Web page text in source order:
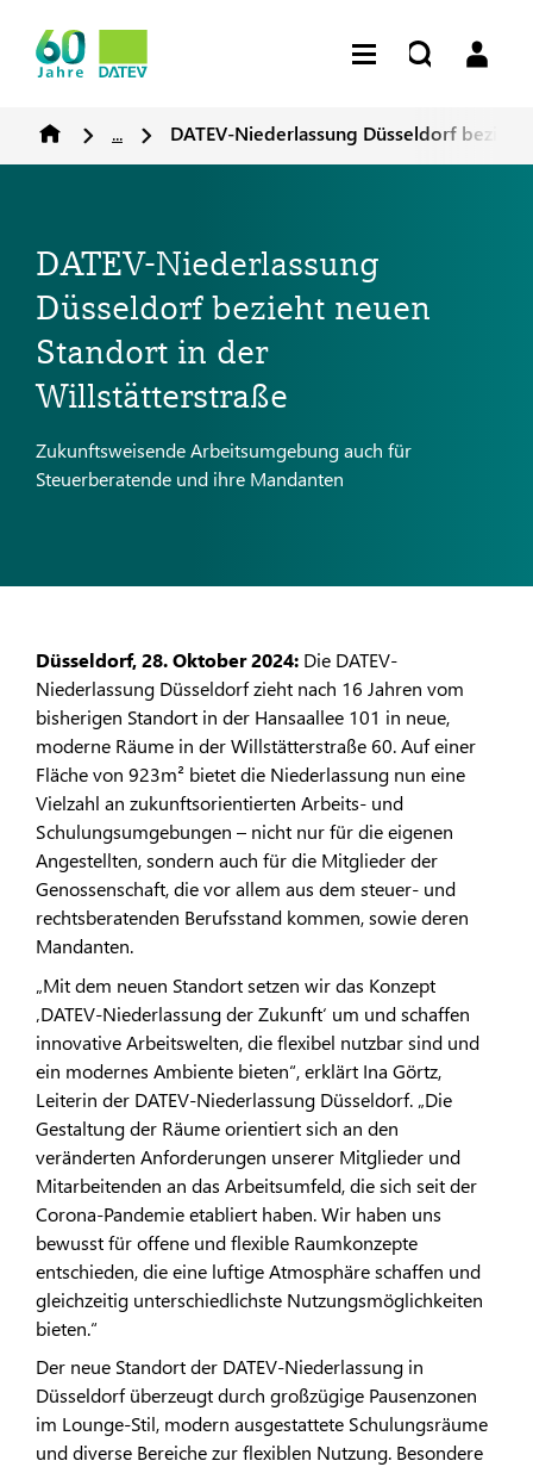
... DATEV-Niederlassung Düsseldorf
DATEV-Niederlassung
Düsseldorf bezieht neuen
Standort in der
Willstätterstraße
Zukunftsweisende Arbeitsumgebung auch für
Steuerberatende und ihre Mandanten
Düsseldorf, 28. Oktober 2024: Die DATEV-
Niederlassung Düsseldorf zieht nach 16 Jahren vom
bisherigen Standort in der Hansaallee 101 in neue,
moderne Räume in der Willstätterstraße 60. Auf einer
Fläche von 923m² bietet die Niederlassung nun eine
Vielzahl an zukunftsorientierten Arbeits- und
Schulungsumgebungen – nicht nur für die eigenen
Angestellten, sondern auch für die Mitglieder der
Genossenschaft, die vor allem aus dem steuer- und
rechtsberatenden Berufsstand kommen, sowie deren
Mandanten.
„Mit dem neuen Standort setzen wir das Konzept
‚DATEV-Niederlassung der Zukunft‘ um und schaffen
innovative Arbeitswelten, die flexibel nutzbar sind und
ein modernes Ambiente bieten“, erklärt Ina Görtz,
Leiterin der DATEV-Niederlassung Düsseldorf. „Die
Gestaltung der Räume orientiert sich an den
veränderten Anforderungen unserer Mitglieder und
Mitarbeitenden an das Arbeitsumfeld, die sich seit der
Corona-Pandemie etabliert haben. Wir haben uns
bewusst für offene und flexible Raumkonzepte
entschieden, die eine luftige Atmosphäre schaffen und
gleichzeitig unterschiedlichste Nutzungsmöglichkeiten
bieten.“
Der neue Standort der DATEV-Niederlassung in
Düsseldorf überzeugt durch großzügige Pausenzonen
im Lounge-Stil, modern ausgestattete Schulungsräume
und diverse Bereiche zur flexiblen Nutzung. Besondere